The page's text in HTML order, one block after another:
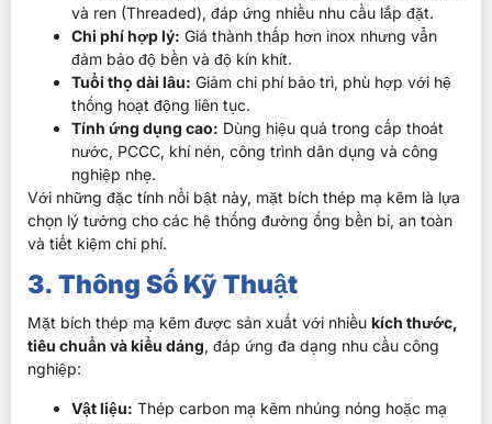
và ren (Threaded), đáp ứng nhiều nhu cầu lắp đặt.
Chi phí hợp lý: Giá thành thấp hơn inox nhưng vẫn
đảm bảo độ bền và độ kín khít.
Tuổi thọ dài lâu: Giảm chi phí bảo trì, phù hợp với hệ
thống hoạt động liên tục.
Tính ứng dụng cao: Dùng hiệu quả trong cấp thoát
nước, PCCC, khí nén, công trình dân dụng và công
nghiệp nhẹ.
Với những đặc tính nổi bật này, mặt bích thép mạ kẽm là lựa
chọn lý tưởng cho các hệ thống đường ống bền bỉ, an toàn
và tiết kiệm chi phí.
3. Thông Số Kỹ Thuật
Mặt bích thép mạ kẽm được sản xuất với nhiều kích thước,
tiêu chuẩn và kiểu dáng, đáp ứng đa dạng nhu cầu công
nghiệp:
Vật liệu: Thép carbon mạ kẽm nhúng nóng hoặc mạ